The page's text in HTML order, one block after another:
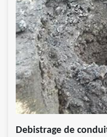
Debistrage de